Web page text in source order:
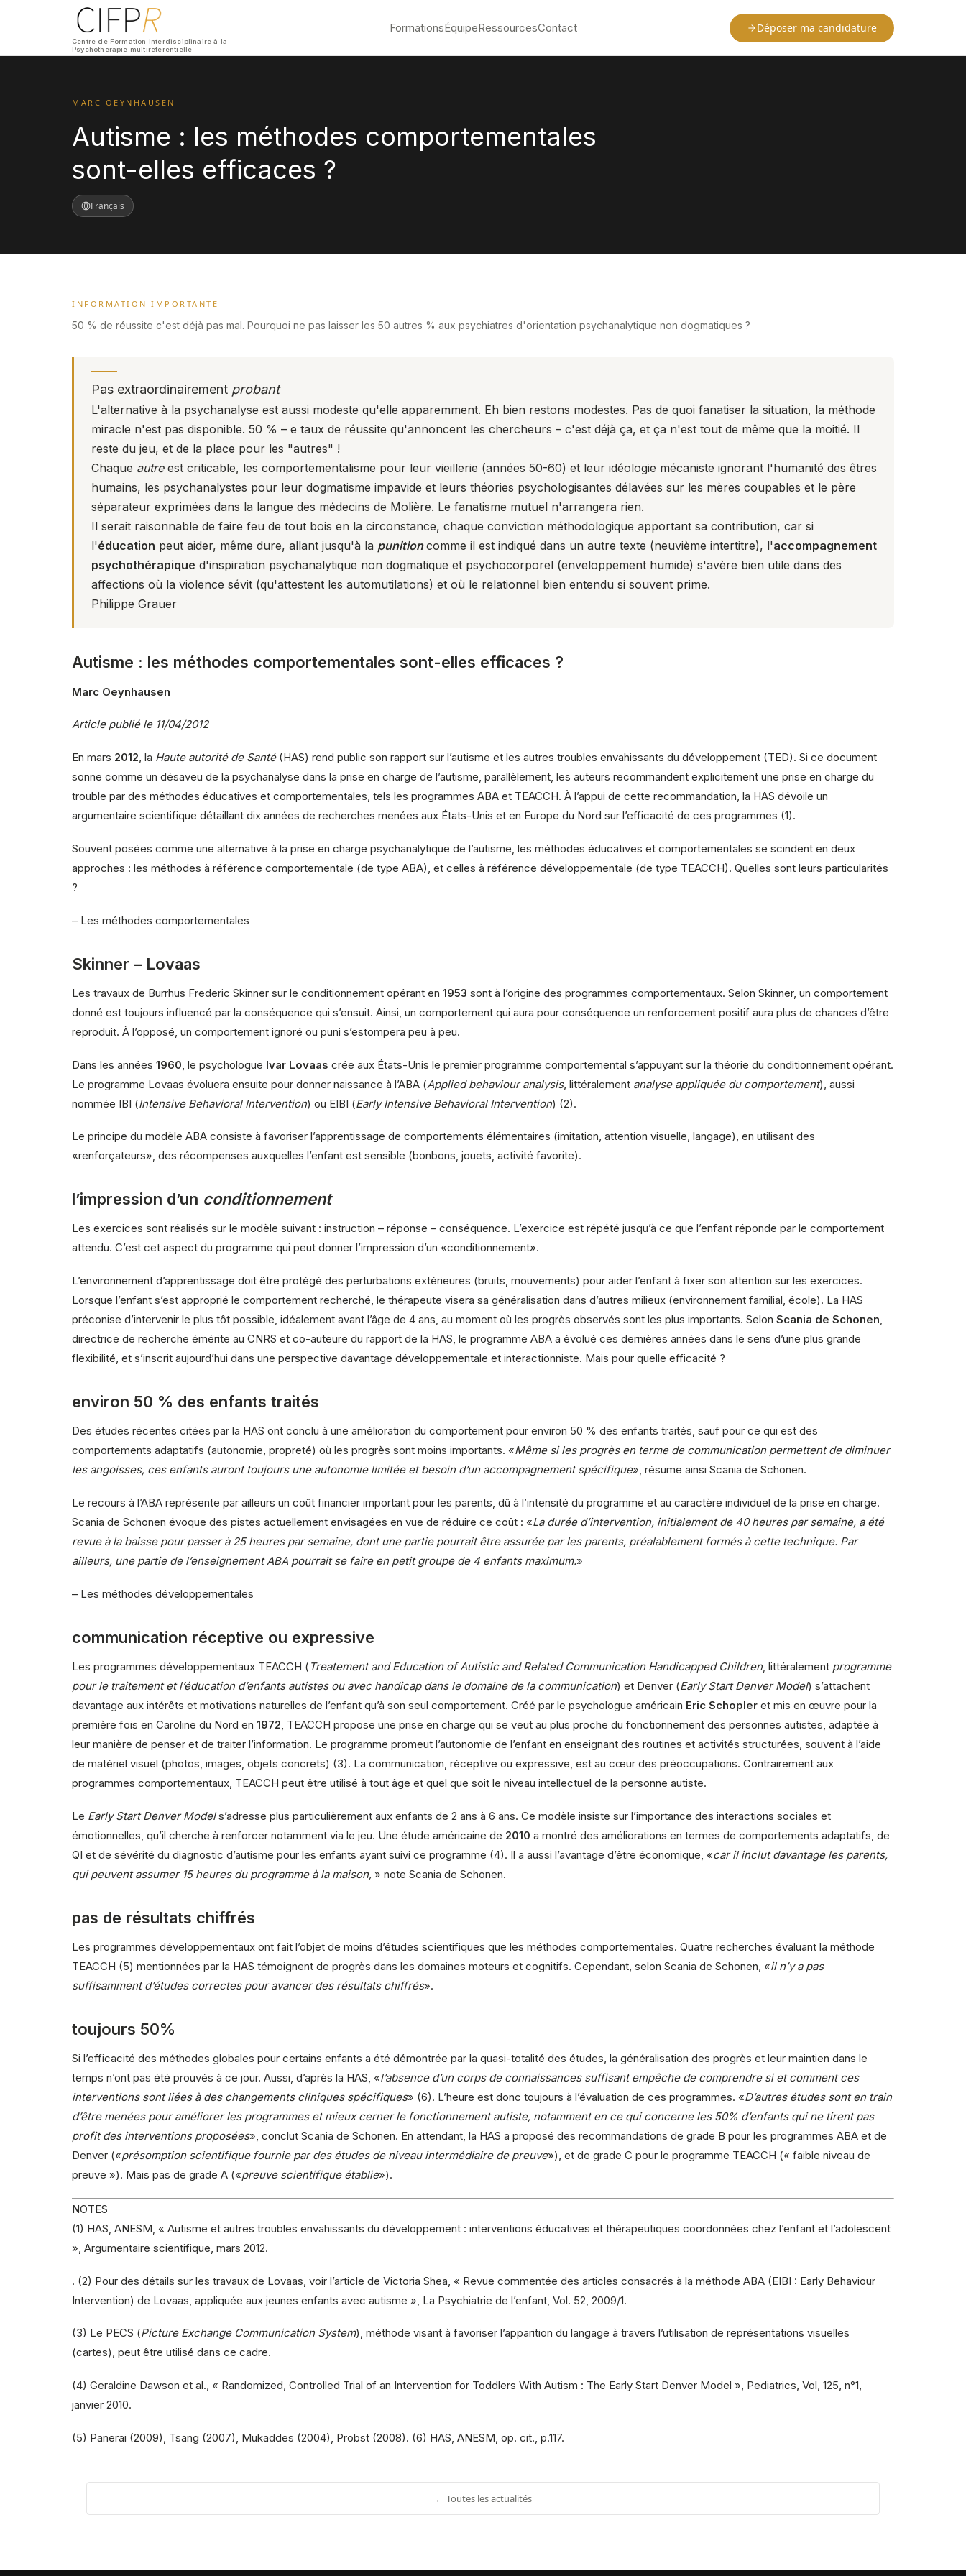
Centre de Formation Interdisciplinaire à la
Psychothérapie multiréférentielle
FormationsÉquipeRessourcesContact Déposer ma candidature
MARC OEYNHAUSEN
Autisme : les méthodes comportementales
sont-elles efficaces ?
Français
INFORMATION IMPORTANTE
50 % de réussite c'est déjà pas mal. Pourquoi ne pas laisser les 50 autres % aux psychiatres d'orientation psychanalytique non dogmatiques ?
Pas extraordinairement probant
L'alternative à la psychanalyse est aussi modeste qu'elle apparemment. Eh bien restons modestes. Pas de quoi fanatiser la situation, la méthode
miracle n'est pas disponible. 50 % – e taux de réussite qu'annoncent les chercheurs – c'est déjà ça, et ça n'est tout de même que la moitié. Il
reste du jeu, et de la place pour les "autres" !
Chaque autreest criticable, les comportementalisme pour leur vieillerie (années 50-60) et leur idéologie mécaniste ignorant l'humanité des êtres
humains, les psychanalystes pour leur dogmatisme impavide et leurs théories psychologisantes délavées sur les mères coupables et le père
séparateur exprimées dans la langue des médecins de Molière. Le fanatisme mutuel n'arrangera rien.
Il serait raisonnable de faire feu de tout bois en la circonstance, chaque conviction méthodologique apportant sa contribution, car si
l'éducation peut aider, même dure, allant jusqu'à la punition comme il est indiqué dans un autre texte (neuvième intertitre), l'accompagnement
psychothérapique d'inspiration psychanalytique non dogmatique et psychocorporel (enveloppement humide) s'avère bien utile dans des
affections où la violence sévit (qu'attestent les automutilations) et où le relationnel bien entendu si souvent prime.
Philippe Grauer
Autisme : les méthodes comportementales sont-elles efficaces ?
Marc Oeynhausen
Article publié le 11/04/2012
En mars 2012, la Haute autorité de Santé (HAS) rend public son rapport sur l’autisme et les autres troubles envahissants du développement (TED). Si ce document
sonne comme un désaveu de la psychanalyse dans la prise en charge de l’autisme, parallèlement, les auteurs recommandent explicitement une prise en charge du
trouble par des méthodes éducatives et comportementales, tels les programmes ABA et TEACCH. À l’appui de cette recommandation, la HAS dévoile un
argumentaire scientifique détaillant dix années de recherches menées aux États-Unis et en Europe du Nord sur l’efficacité de ces programmes (1).
Souvent posées comme une alternative à la prise en charge psychanalytique de l’autisme, les méthodes éducatives et comportementales se scindent en deux
approches : les méthodes à référence comportementale (de type ABA), et celles à référence développementale (de type TEACCH). Quelles sont leurs particularités
?
– Les méthodes comportementales
Skinner – Lovaas
Les travaux de Burrhus Frederic Skinner sur le conditionnement opérant en 1953 sont à l’origine des programmes comportementaux. Selon Skinner, un comportement
donné est toujours influencé par la conséquence qui s’ensuit. Ainsi, un comportement qui aura pour conséquence un renforcement positif aura plus de chances d’être
reproduit. À l’opposé, un comportement ignoré ou puni s’estompera peu à peu.
Dans les années 1960 , le psychologue Ivar Lovaas crée aux États-Unis le premier programme comportemental s’appuyant sur la théorie du conditionnement opérant.
Le programme Lovaas évoluera ensuite pour donner naissance à l’ABA (Applied behaviour analysis, littéralement analyse appliquée du comportement), aussi
nommée IBI (Intensive Behavioral Intervention) ou EIBI (Early Intensive Behavioral Intervention) (2).
Le principe du modèle ABA consiste à favoriser l’apprentissage de comportements élémentaires (imitation, attention visuelle, langage), en utilisant des
«renforçateurs», des récompenses auxquelles l’enfant est sensible (bonbons, jouets, activité favorite).
l’impression d’un conditionnement
Les exercices sont réalisés sur le modèle suivant : instruction – réponse – conséquence. L’exercice est répété jusqu’à ce que l’enfant réponde par le comportement
attendu. C’est cet aspect du programme qui peut donner l’impression d’un «conditionnement».
L’environnement d’apprentissage doit être protégé des perturbations extérieures (bruits, mouvements) pour aider l’enfant à fixer son attention sur les exercices.
Lorsque l’enfant s’est approprié le comportement recherché, le thérapeute visera sa généralisation dans d’autres milieux (environnement familial, école). La HAS
préconise d’intervenir le plus tôt possible, idéalement avant l’âge de 4 ans, au moment où les progrès observés sont les plus importants. Selon Scania de Schonen,
directrice de recherche émérite au CNRS et co-auteure du rapport de la HAS, le programme ABA a évolué ces dernières années dans le sens d’une plus grande
flexibilité, et s’inscrit aujourd’hui dans une perspective davantage développementale et interactionniste. Mais pour quelle efficacité ?
environ 50 % des enfants traités
Des études récentes citées par la HAS ont conclu à une amélioration du comportement pour environ 50 % des enfants traités, sauf pour ce qui est des
comportements adaptatifs (autonomie, propreté) où les progrès sont moins importants. «Même si les progrès en terme de communication permettent de diminuer
les angoisses, ces enfants auront toujours une autonomie limitée et besoin d’un accompagnement spécifique», résume ainsi Scania de Schonen.
Le recours à l’ABA représente par ailleurs un coût financier important pour les parents, dû à l’intensité du programme et au caractère individuel de la prise en charge.
Scania de Schonen évoque des pistes actuellement envisagées en vue de réduire ce coût : «La durée d’intervention, initialement de 40 heures par semaine, a été
revue à la baisse pour passer à 25 heures par semaine, dont une partie pourrait être assurée par les parents, préalablement formés à cette technique. Par
ailleurs, une partie de l’enseignement ABA pourrait se faire en petit groupe de 4 enfants maximum.»
– Les méthodes développementales
communication réceptive ou expressive
Les programmes développementaux TEACCH ( Treatement and Education of Autistic and Related Communication Handicapped Children, littéralement programme
pour le traitement et l’éducation d’enfants autistes ou avec handicap dans le domaine de la communication) et Denver (Early Start Denver Model) s’attachent
davantage aux intérêts et motivations naturelles de l’enfant qu’à son seul comportement. Créé par le psychologue américain Eric Schopler et mis en œuvre pour la
première fois en Caroline du Nord en 1972, TEACCH propose une prise en charge qui se veut au plus proche du fonctionnement des personnes autistes, adaptée à
leur manière de penser et de traiter l’information. Le programme promeut l’autonomie de l’enfant en enseignant des routines et activités structurées, souvent à l’aide
de matériel visuel (photos, images, objets concrets) (3). La communication, réceptive ou expressive, est au cœur des préoccupations. Contrairement aux
programmes comportementaux, TEACCH peut être utilisé à tout âge et quel que soit le niveau intellectuel de la personne autiste.
Le Early Start Denver Models’adresse plus particulièrement aux enfants de 2 ans à 6 ans. Ce modèle insiste sur l’importance des interactions sociales et
émotionnelles, qu’il cherche à renforcer notamment via le jeu. Une étude américaine de 2010 a montré des améliorations en termes de comportements adaptatifs, de
QI et de sévérité du diagnostic d’autisme pour les enfants ayant suivi ce programme (4). Il a aussi l’avantage d’être économique, «car il inclut davantage les parents,
qui peuvent assumer 15 heures du programme à la maison, » note Scania de Schonen.
pas de résultats chiffrés
Les programmes développementaux ont fait l’objet de moins d’études scientifiques que les méthodes comportementales. Quatre recherches évaluant la méthode
TEACCH (5) mentionnées par la HAS témoignent de progrès dans les domaines moteurs et cognitifs. Cependant, selon Scania de Schonen, «il n’y a pas
suffisamment d’études correctes pour avancer des résultats chiffrés».
toujours 50%
Si l’efficacité des méthodes globales pour certains enfants a été démontrée par la quasi-totalité des études, la généralisation des progrès et leur maintien dans le
temps n’ont pas été prouvés à ce jour. Aussi, d’après la HAS, «l’absence d’un corps de connaissances suffisant empêche de comprendre si et comment ces
interventions sont liées à des changements cliniques spécifiques» (6). L’heure est donc toujours à l’évaluation de ces programmes. «D’autres études sont en train
d’être menées pour améliorer les programmes et mieux cerner le fonctionnement autiste, notamment en ce qui concerne les 50% d’enfants qui ne tirent pas
profit des interventions proposées», conclut Scania de Schonen. En attendant, la HAS a proposé des recommandations de grade B pour les programmes ABA et de
Denver («présomption scientifique fournie par des études de niveau intermédiaire de preuve»), et de grade C pour le programme TEACCH (« faible niveau de
preuve »). Mais pas de grade A («preuve scientifique établie»).
NOTES
(1) HAS, ANESM, « Autisme et autres troubles envahissants du développement : interventions éducatives et thérapeutiques coordonnées chez l’enfant et l’adolescent
», Argumentaire scientifique, mars 2012.
. (2) Pour des détails sur les travaux de Lovaas, voir l’article de Victoria Shea, « Revue commentée des articles consacrés à la méthode ABA (EIBI : Early Behaviour
Intervention) de Lovaas, appliquée aux jeunes enfants avec autisme », La Psychiatrie de l’enfant, Vol. 52, 2009/1.
(3) Le PECS (Picture Exchange Communication System), méthode visant à favoriser l’apparition du langage à travers l’utilisation de représentations visuelles
(cartes), peut être utilisé dans ce cadre.
(4) Geraldine Dawson et al., « Randomized, Controlled Trial of an Intervention for Toddlers With Autism : The Early Start Denver Model », Pediatrics, Vol, 125, n°1,
janvier 2010.
(5) Panerai (2009), Tsang (2007), Mukaddes (2004), Probst (2008). (6) HAS, ANESM, op. cit., p.117.
← Toutes les actualités